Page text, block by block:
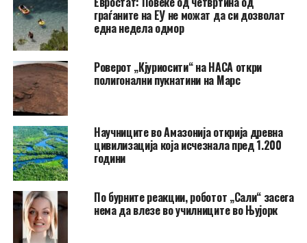
граѓаните на ЕУ не можат да си дозволат
една недела одмор
Роверот „Кјуриосити“ на НАСА откри
полигонални пукнатини на Марс
Научниците во Амазонија открија древна
цивилизација која исчезнала пред 1.200
години
По бурните реакции, роботот „Сали“ засега
нема да влезе во училниците во Њујорк